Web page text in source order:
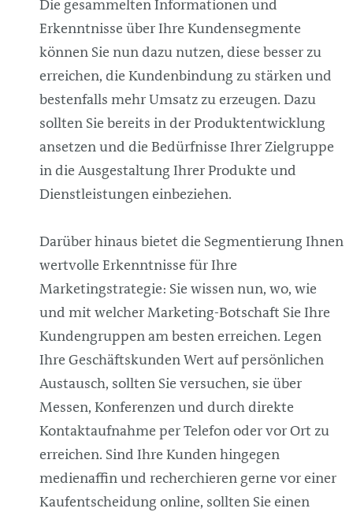
Die gesammelten Informationen und
Erkenntnisse über Ihre Kundensegmente
können Sie nun dazu nutzen, diese besser zu
erreichen, die Kundenbindung zu stärken und
bestenfalls mehr Umsatz zu erzeugen. Dazu
sollten Sie bereits in der Produktentwicklung
ansetzen und die Bedürfnisse Ihrer Zielgruppe
in die Ausgestaltung Ihrer Produkte und
Dienstleistungen einbeziehen.
Darüber hinaus bietet die Segmentierung Ihnen
wertvolle Erkenntnisse für Ihre
Marketingstrategie: Sie wissen nun, wo, wie
und mit welcher Marketing-Botschaft Sie Ihre
Kundengruppen am besten erreichen. Legen
Ihre Geschäftskunden Wert auf persönlichen
Austausch, sollten Sie versuchen, sie über
Messen, Konferenzen und durch direkte
Kontaktaufnahme per Telefon oder vor Ort zu
erreichen. Sind Ihre Kunden hingegen
medienaffin und recherchieren gerne vor einer
Kaufentscheidung online, sollten Sie einen